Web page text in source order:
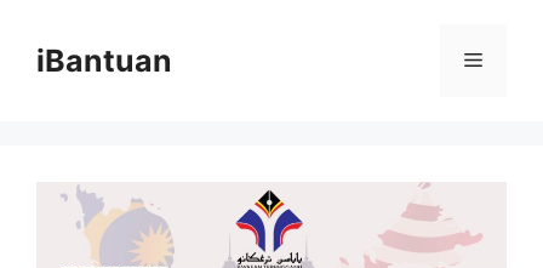
contentiBantuan Menu